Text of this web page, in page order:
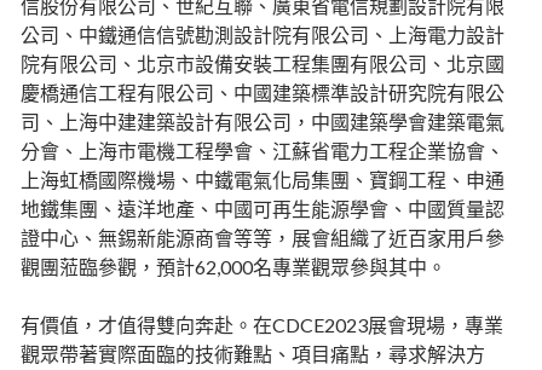
信股份有限公司、世紀互聯、廣東省電信規劃設計院有限
公司、中鐵通信信號勘測設計院有限公司、上海電力設計
院有限公司、北京市設備安裝工程集團有限公司、北京國
慶橋通信工程有限公司、中國建築標準設計研究院有限公
司、上海中建建築設計有限公司，中國建築學會建築電氣
分會、上海市電機工程學會、江蘇省電力工程企業協會、
上海虹橋國際機場、中鐵電氣化局集團、寶鋼工程、申通
地鐵集團、遠洋地產、中國可再生能源學會、中國質量認
證中心、無錫新能源商會等等，展會組織了近百家用戶參
觀團蒞臨參觀，預計62,000名專業觀眾參與其中。
有價值，才值得雙向奔赴。在CDCE2023展會現場，專業
觀眾帶著實際面臨的技術難點、項目痛點，尋求解決方